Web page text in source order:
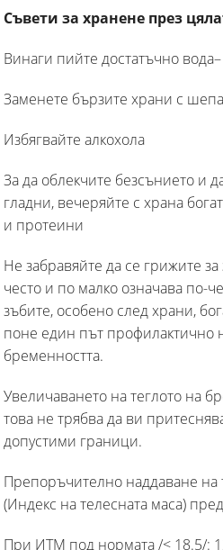
Съвети за хранене през
Винаги пийте достатъчно
Заменете бързите храни с
Избягвайте алкохола
За да облекчите безсънието и
гладни, вечеряйте с храна
и протеини
Не забравяйте да се грижите
често и по малко означава по-
зъбите, особено след храни,
поне един път профилактично
бременността.
Увеличаването на теглото на
това не трябва да ви
допустими граници.
Препоръчително наддаване
(Индекс на телесната маса)
При ИТМ под нормата /< 18.5/: